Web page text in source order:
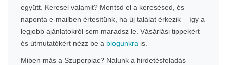
együtt. Keresel valamit? Mentsd el a keresésed, és
naponta e-mailben értesítünk, ha új találat érkezik – így a
legjobb ajánlatokról sem maradsz le. Vásárlási tippekért
és útmutatókért nézz be a blogunkra is.
Miben más a Szuperpiac? Nálunk a hirdetésfeladás